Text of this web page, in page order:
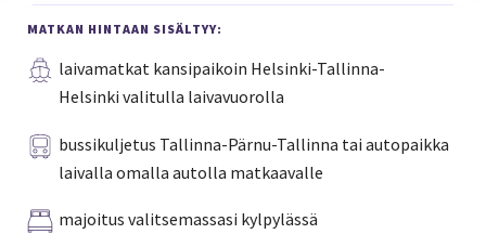
MATKAN HINTAAN SISÄLTYY:
laivamatkat kansipaikoin Helsinki-Tallinna-
Helsinki valitulla laivavuorolla
bussikuljetus Tallinna-Pärnu-Tallinna tai autopaikka
laivalla omalla autolla matkaavalle
majoitus valitsemassasi kylpylässä